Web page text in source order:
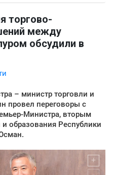
торгово-
между
обсудили в
– министр торговли и
провел переговоры с
Министра, вторым
образования Республики